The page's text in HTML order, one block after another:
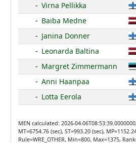
- Virna Pellikka
- Baiba Medne
- Janina Donner
- Leonarda Baltina
- Margret Zimmermann
- Anni Haanpaa
- Lotta Eerola
MEN calculated: 2026-04-
MT=6754.76 (sec), ST=993.20 (sec),
Rule=WRE_OTHER, Min=800, Max=1375,